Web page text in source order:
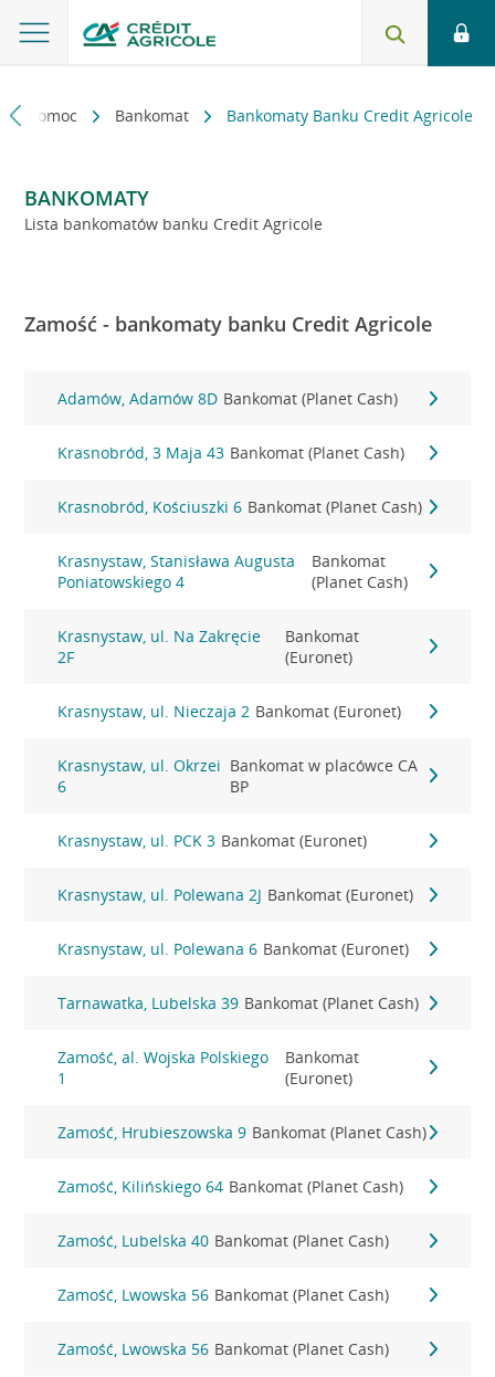
i pomoc Bankomat Bankomaty Banku Credit Agricole
BANKOMATY
Lista bankomatów banku Credit Agricole
Zamość - bankomaty banku Credit Agricole
Adamów, Adamów 8D Bankomat (Planet Cash)
Krasnobród, 3 Maja 43 Bankomat (Planet Cash)
Krasnobród, Kościuszki 6 Bankomat (Planet Cash)
Krasnystaw, Stanisława Augusta
Poniatowskiego 4
Bankomat
(Planet Cash)
Krasnystaw, ul. Na Zakręcie
2F
Bankomat
(Euronet)
Krasnystaw, ul. Nieczaja 2 Bankomat (Euronet)
Krasnystaw, ul. Okrzei
6
Bankomat w placówce CA
BP
Krasnystaw, ul. PCK 3 Bankomat (Euronet)
Krasnystaw, ul. Polewana 2J Bankomat (Euronet)
Krasnystaw, ul. Polewana 6 Bankomat (Euronet)
Tarnawatka, Lubelska 39 Bankomat (Planet Cash)
Zamość, al. Wojska Polskiego
1
Bankomat
(Euronet)
Zamość, Hrubieszowska 9 Bankomat (Planet Cash)
Zamość, Kilińskiego 64 Bankomat (Planet Cash)
Zamość, Lubelska 40 Bankomat (Planet Cash)
Zamość, Lwowska 56 Bankomat (Planet Cash)
Zamość, Lwowska 56 Bankomat (Planet Cash)